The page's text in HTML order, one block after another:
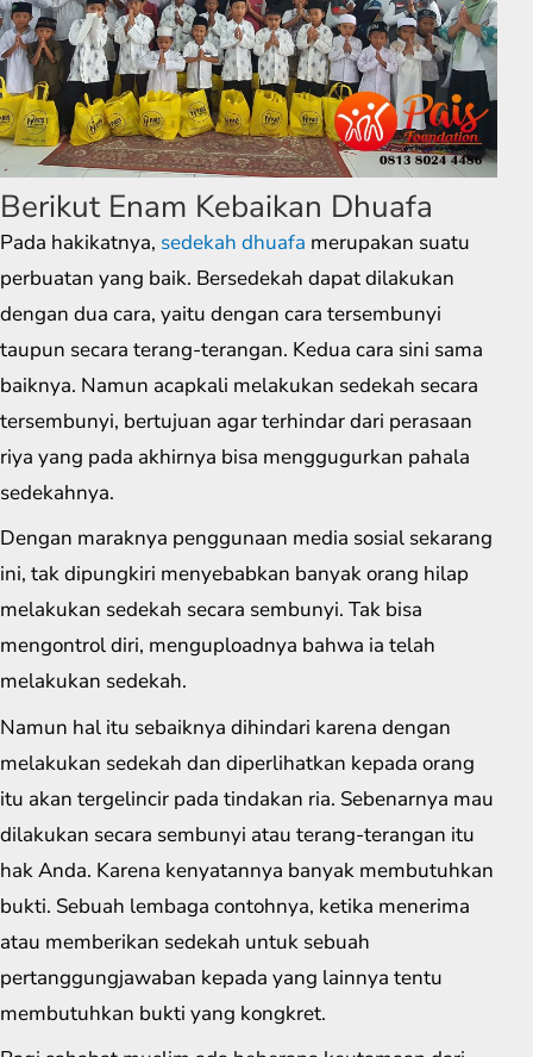
Berikut Enam Kebaikan Dhuafa
Pada hakikatnya, sedekah dhuafa merupakan suatu
perbuatan yang baik. Bersedekah dapat dilakukan
dengan dua cara, yaitu dengan cara tersembunyi
taupun secara terang-terangan. Kedua cara sini sama
baiknya. Namun acapkali melakukan sedekah secara
tersembunyi, bertujuan agar terhindar dari perasaan
riya yang pada akhirnya bisa menggugurkan pahala
sedekahnya.
Dengan maraknya penggunaan media sosial sekarang
ini, tak dipungkiri menyebabkan banyak orang hilap
melakukan sedekah secara sembunyi. Tak bisa
mengontrol diri, menguploadnya bahwa ia telah
melakukan sedekah.
Namun hal itu sebaiknya dihindari karena dengan
melakukan sedekah dan diperlihatkan kepada orang
itu akan tergelincir pada tindakan ria. Sebenarnya mau
dilakukan secara sembunyi atau terang-terangan itu
hak Anda. Karena kenyatannya banyak membutuhkan
bukti. Sebuah lembaga contohnya, ketika menerima
atau memberikan sedekah untuk sebuah
pertanggungjawaban kepada yang lainnya tentu
membutuhkan bukti yang kongkret.